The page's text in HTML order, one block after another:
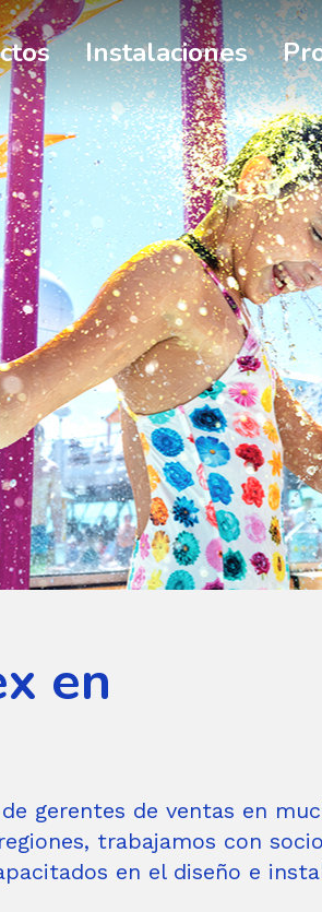
Instalaciones
en
gerentes de ventas en
trabajamos con
en el diseño e